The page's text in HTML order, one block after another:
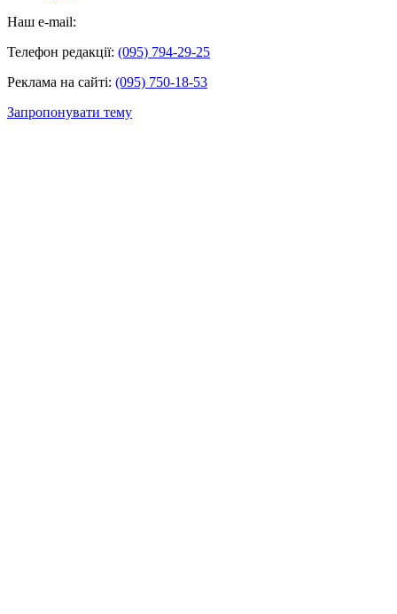
Наш e-mail:
Телефон редакції: (095) 794-29-25
Реклама на сайті: (095) 750-18-53
Запропонувати тему